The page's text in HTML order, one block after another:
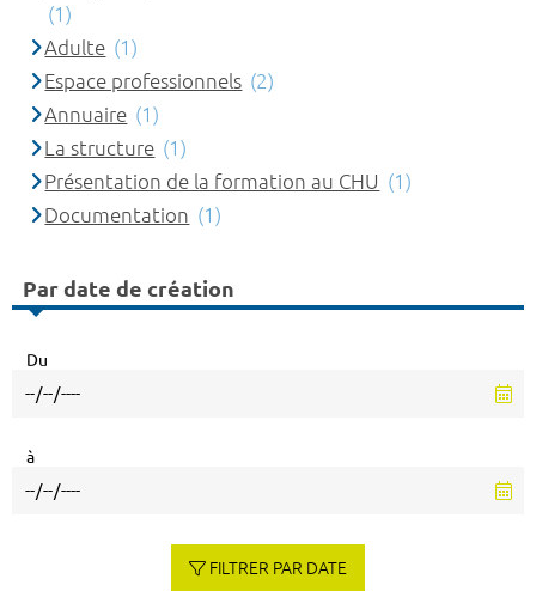
(1)
Adulte (1)
Espace professionnels (2)
Annuaire (1)
La structure (1)
Présentation de la formation au CHU (1)
Documentation (1)
Par date de création
Du
à
FILTRER PAR DATE